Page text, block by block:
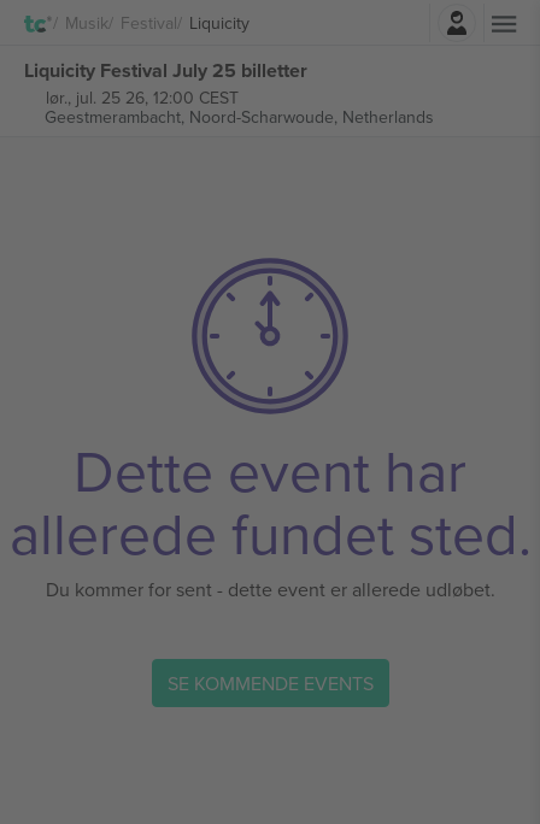
Musik Festival Liquicity
Liquicity Festival July 25 billetter
lør., jul. 25 26, 12:00 CEST
Geestmerambacht, Noord-Scharwoude, Netherlands
Dette event har
allerede fundet sted.
Du kommer for sent - dette event er allerede udløbet.
SE KOMMENDE EVENTS